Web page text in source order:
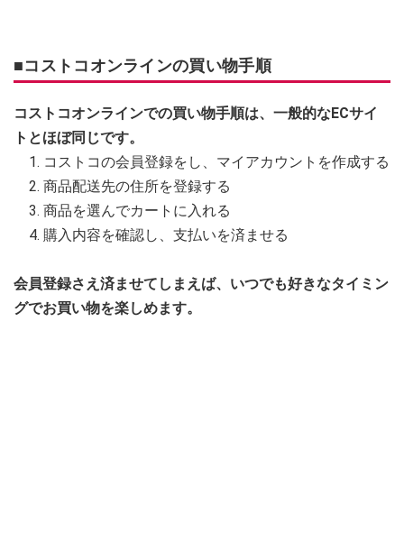
■コストコオンラインの買い物手順
コストコオンラインでの買い物手順は、一般的なECサイ
トとほぼ同じです。
コストコの会員登録をし、マイアカウントを作成する
商品配送先の住所を登録する
商品を選んでカートに入れる
購入内容を確認し、支払いを済ませる
会員登録さえ済ませてしまえば、いつでも好きなタイミン
グでお買い物を楽しめます。